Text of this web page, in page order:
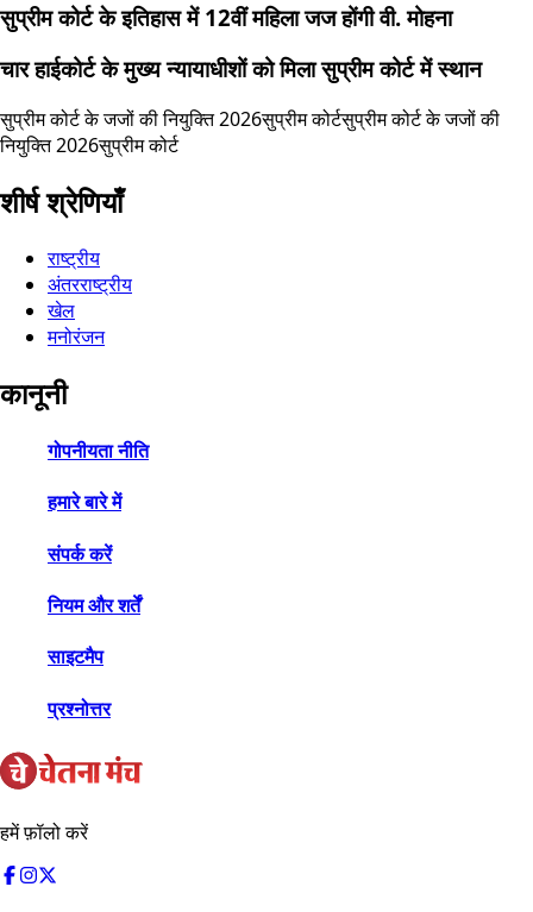
सुप्रीम कोर्ट के इतिहास में 12वीं महिला जज होंगी वी. मोहना
चार हाईकोर्ट के मुख्य न्यायाधीशों को मिला सुप्रीम कोर्ट में स्थान
सुप्रीम कोर्ट के जजों की नियुक्ति 2026सुप्रीम कोर्टसुप्रीम कोर्ट के जजों की
नियुक्ति 2026सुप्रीम कोर्ट
शीर्ष श्रेणियाँ
राष्ट्रीय
अंतरराष्ट्रीय
खेल
मनोरंजन
कानूनी
गोपनीयता नीति
हमारे बारे में
संपर्क करें
नियम और शर्तें
साइटमैप
प्रश्नोत्तर
हमें फ़ॉलो करें